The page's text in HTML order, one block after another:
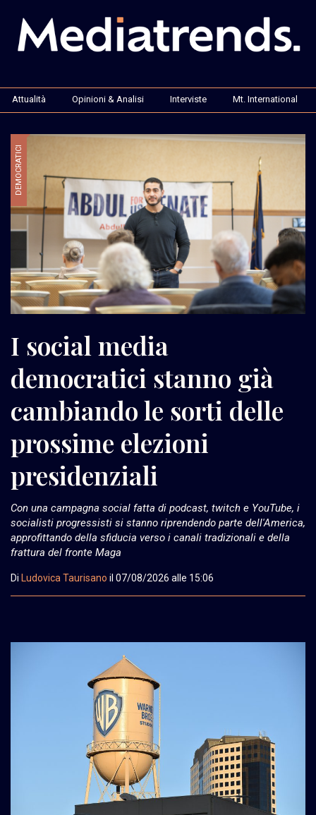
Attualità Opinioni & Analisi Interviste Mt. International
DEMOCRATICI
I social media
democratici stanno già
cambiando le sorti delle
prossime elezioni
presidenziali
Con una campagna social fatta di podcast, twitch e YouTube, i
socialisti progressisti si stanno riprendendo parte dell'America,
approfittando della sfiducia verso i canali tradizionali e della
frattura del fronte Maga
Di Ludovica Taurisano il 07/08/2026 alle 15:06